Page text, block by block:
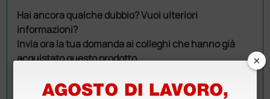
Hai ancora qualche dubbio? Vuoi ulteriori
informazioni?
Invia ora la tua domanda ai colleghi che hanno già
acquistato questo prodotto.
×